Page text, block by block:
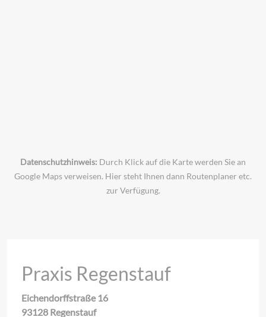
Datenschutzhinweis: Durch Klick auf die Karte werden Sie an
Google Maps verweisen. Hier steht Ihnen dann Routenplaner etc.
zur Verfügung.
Praxis Regenstauf
Eichendorffstraße 16
93128 Regenstauf